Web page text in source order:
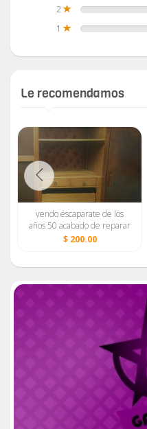
2
1
Le recomendamos
vendo escaparate de los
años 50 acabado de reparar
$ 200.00